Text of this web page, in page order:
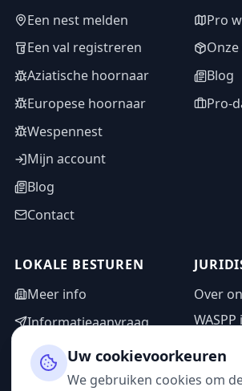
Een nest melden
Een val registreren
Aziatische hoornaar
Europese hoornaar
Wespennest
Mijn account
Blog
Contact
Pro
Blog
Pro-
LOKALE BESTUREN
Meer info
Informatieaanvraag
Adminzone
Over
Uw cookievoorkeuren
We gebruiken cookies om